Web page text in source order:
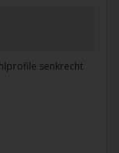
senkrecht